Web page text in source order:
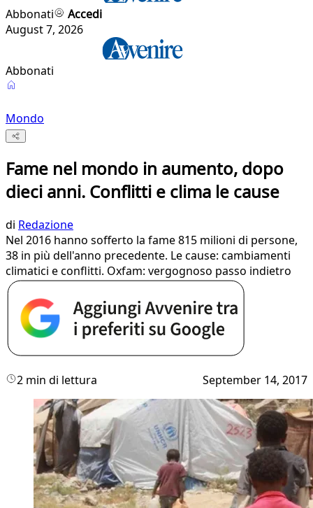
Abbonati
Accedi
August 7, 2026
Abbonati
Mondo
Fame nel mondo in aumento, dopo
dieci anni. Conflitti e clima le cause
di Redazione
Nel 2016 hanno sofferto la fame 815 milioni di persone,
38 in più dell'anno precedente. Le cause: cambiamenti
climatici e conflitti. Oxfam: vergognoso passo indietro
2 min di lettura September 14, 2017